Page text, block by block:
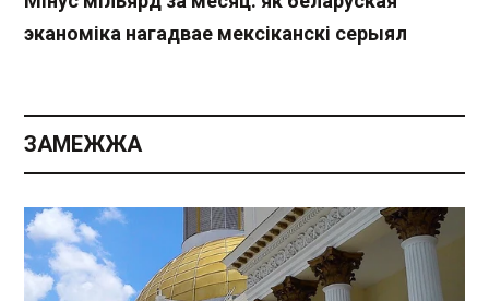
эканоміка нагадвае мексіканскі серыял
ЗАМЕЖЖА